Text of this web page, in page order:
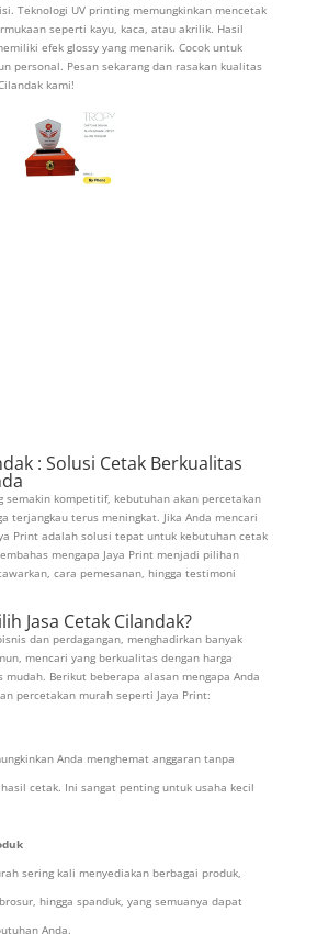
Teknologi UV printing memungkinkan mencetak
seperti kayu, kaca, atau akrilik. Hasil
efek glossy yang menarik. Cocok untuk
personal. Pesan sekarang dan rasakan kualitas
kami!
: Solusi Cetak Berkualitas
semakin kompetitif, kebutuhan akan percetakan
terjangkau terus meningkat. Jika Anda mencari
Print adalah solusi tepat untuk kebutuhan cetak
mengapa Jaya Print menjadi pilihan
cara pemesanan, hingga testimoni
Jasa Cetak Cilandak?
dan perdagangan, menghadirkan banyak
mencari yang berkualitas dengan harga
mudah. Berikut beberapa alasan mengapa Anda
percetakan murah seperti Jaya Print:
Anda menghemat anggaran tanpa
cetak. Ini sangat penting untuk usaha kecil
sering kali menyediakan berbagai produk,
hingga spanduk, yang semuanya dapat
Anda.